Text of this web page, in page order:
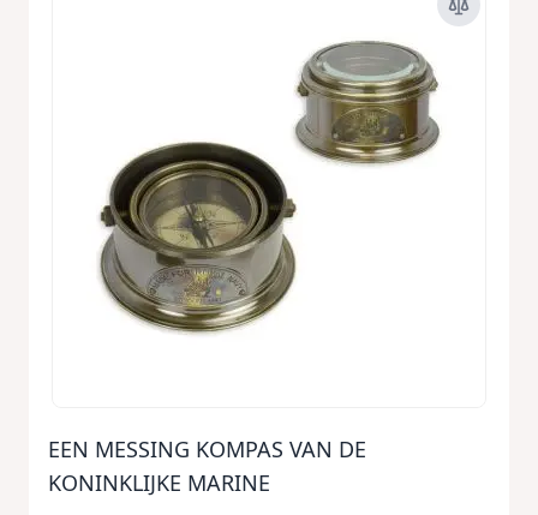
EEN MESSING KOMPAS VAN DE
KONINKLIJKE MARINE